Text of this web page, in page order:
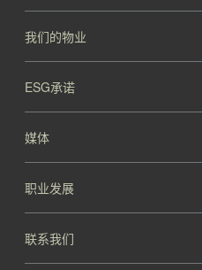
我们的物业
ESG承诺
媒体
职业发展
联系我们